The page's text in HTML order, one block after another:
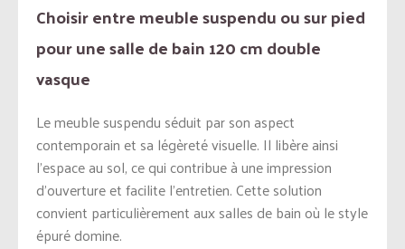
Choisir entre meuble suspendu ou sur pied
pour une salle de bain 120 cm double
vasque
Le meuble suspendu séduit par son aspect
contemporain et sa légèreté visuelle. Il libère ainsi
l’espace au sol, ce qui contribue à une impression
d’ouverture et facilite l’entretien. Cette solution
convient particulièrement aux salles de bain où le style
épuré domine.